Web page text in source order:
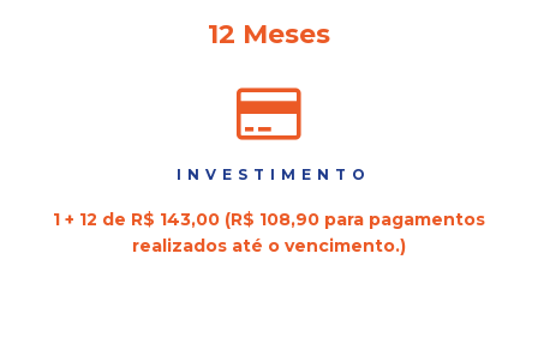
12 Meses
INVESTIMENTO
1 + 12 de R$ 143,00 (R$ 108,90 para pagamentos
realizados até o vencimento.)